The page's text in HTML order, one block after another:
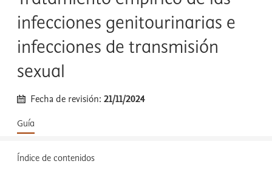
infecciones genitourinarias e
infecciones de transmisión
sexual
Fecha de revisión:21/11/2024
Guía
Índice de contenidos